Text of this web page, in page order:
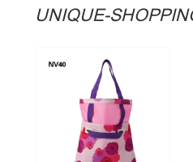
UNIQUE-